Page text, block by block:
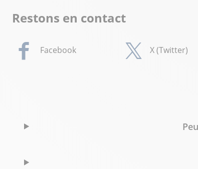
Restons en contact
Facebook X (Twitter)